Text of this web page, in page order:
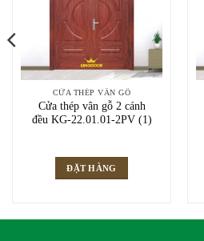
CỬA THÉP VÂN GỖ
Cửa thép vân gỗ 2 cánh
đều KG-22.01.01-2PV (1)
ĐẶT HÀNG